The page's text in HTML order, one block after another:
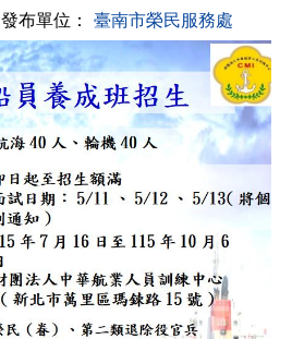
發布單位： 臺南市榮民服務處